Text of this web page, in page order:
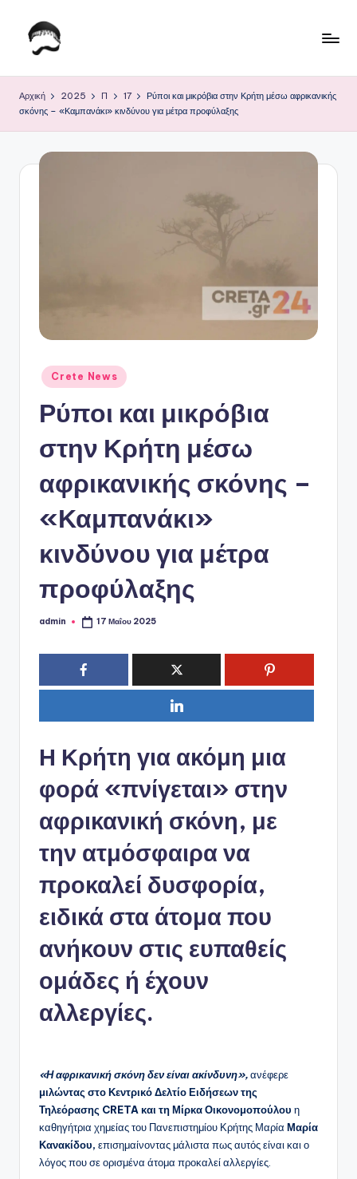
Μετάβαση
ο
Κ
Αρχική 2025 Π 17
Ρύποι και μικρόβια στην Κρήτη μέσω αφρικανικής
σκόνης – «Καμπανάκι» κινδύνου για μέτρα προφύλαξης
Αναρτήθηκε
σε
Crete News
Ρύποι και μικρόβια
στην Κρήτη μέσω
αφρικανικής σκόνης –
«Καμπανάκι»
κινδύνου για μέτρα
προφύλαξης
Συγγραφέας:
admin 17 Μαΐου 2025
Η Κρήτη για ακόμη μια
φορά «πνίγεται» στην
αφρικανική σκόνη, με
την ατμόσφαιρα να
προκαλεί δυσφορία,
ειδικά στα άτομα που
ανήκουν στις ευπαθείς
ομάδες ή έχουν
αλλεργίες.
«Η αφρικανική σκόνη δεν είναι ακίνδυνη»,ανέφερε
μιλώντας στο Κεντρικό Δελτίο Ειδήσεων της
Τηλεόρασης CRETA και τη Μίρκα Οικονομοπούλου η
καθηγήτρια χημείας του Πανεπιστημίου Κρήτης Μαρία Μαρία
Κανακίδου, επισημαίνοντας μάλιστα πως αυτός είναι και ο
λόγος που σε ορισμένα άτομα προκαλεί αλλεργίες.